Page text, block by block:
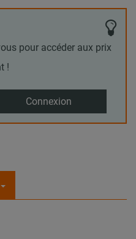
pour accéder aux prix
!
Connexion